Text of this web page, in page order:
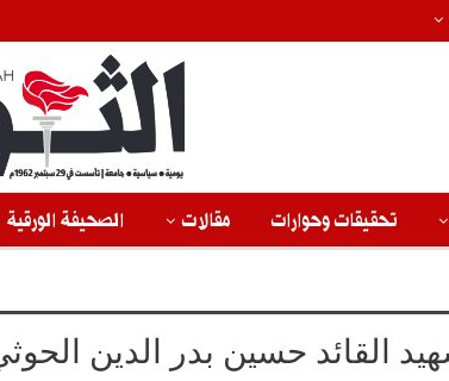
تحقيقات وحوارات مقالات الصحيفة الورقية
القائد حسين بدر الدين